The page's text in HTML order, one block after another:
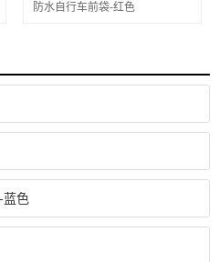
防水自行车前袋-红色